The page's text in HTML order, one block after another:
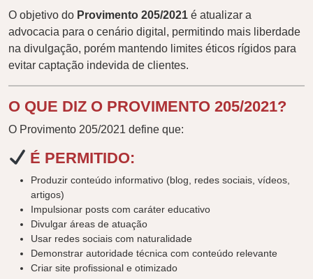
O objetivo do Provimento 205/2021 é atualizar a
advocacia para o cenário digital, permitindo mais liberdade
na divulgação, porém mantendo limites éticos rígidos para
evitar captação indevida de clientes.
O QUE DIZ O PROVIMENTO 205/2021?
O Provimento 205/2021 define que:
É PERMITIDO:
Produzir conteúdo informativo (blog, redes sociais, vídeos,
artigos)
Impulsionar posts com caráter educativo
Divulgar áreas de atuação
Usar redes sociais com naturalidade
Demonstrar autoridade técnica com conteúdo relevante
Criar site profissional e otimizado